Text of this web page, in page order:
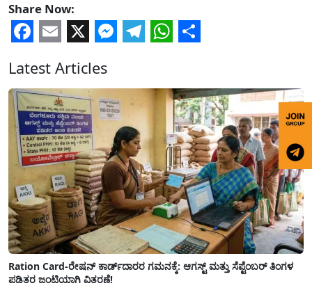
Share Now:
Facebook
Email
X Messenger
Telegram
WhatsApp
Share
Latest Articles
Ration Card-ರೇಷನ್ ಕಾರ್ಡ್‍ದಾರರ ಗಮನಕ್ಕೆ: ಆಗಸ್ಟ್ ಮತ್ತು ಸೆಪ್ಟೆಂಬರ್ ತಿಂಗಳ
ಪಡಿತರ ಜಂಟಿಯಾಗಿ ವಿತರಣೆ!